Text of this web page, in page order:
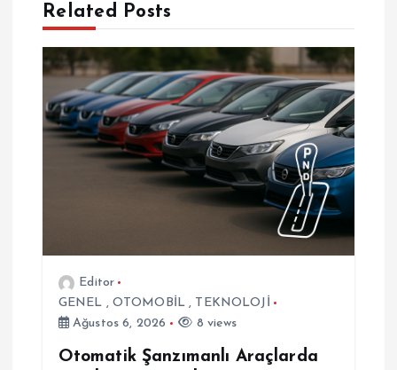
e
z
Related Posts
Editor
GENEL , OTOMOBİL , TEKNOLOJİ
Ağustos 6, 2026
8 views
Otomatik Şanzımanlı Araçlarda